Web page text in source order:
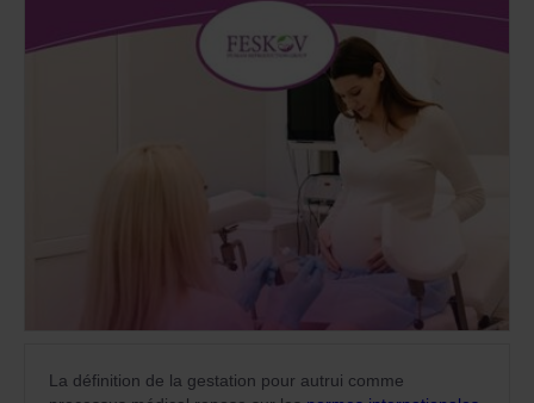
La définition de la gestation pour autrui comme